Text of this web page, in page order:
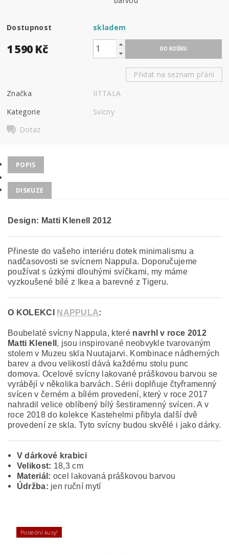
Dostupnost skladem
1 590 Kč
Přidat na seznam přání
Značka
IITTALA
Kategorie
Svícny
Dotaz
POPIS
DISKUZE
Design: Matti Klenell 2012
Přineste do vašeho interiéru dotek minimalismu a
nadčasovosti se svícnem Nappula. Doporučujeme
používat s úzkými dlouhými svíčkami, my máme
vyzkoušené bílé z Ikea a barevné z Tigeru.
O KOLEKCI NAPPULA:
Boubelaté svícny Nappula, které navrhl v roce 2012
Matti Klenell , jsou inspirované neobvykle tvarovaným
stolem v Muzeu skla Nuutajarvi. Kombinace nádherných
barev a dvou velikostí dává každému stolu punc
domova. Ocelové svícny lakované práškovou barvou se
vyrábějí v několika barvách. Sérii doplňuje čtyřramenný
svícen v černém a bílém provedení, který v roce 2017
nahradil velice oblíbený bílý šestiramenný svícen. A v
roce 2018 do kolekce Kastehelmi přibyla další dvě
provedení ze skla. Tyto svícny budou skvělé i jako dárky.
V dárkové krabici
Velikost: 18,3 cm
Materiál: ocel lakovaná práškovou barvou
Údržba: jen ruční mytí
Poslední kusy!